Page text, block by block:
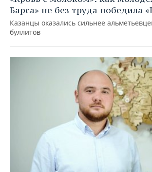
Барса» не без труда победила
Казанцы оказались сильнее
буллитов